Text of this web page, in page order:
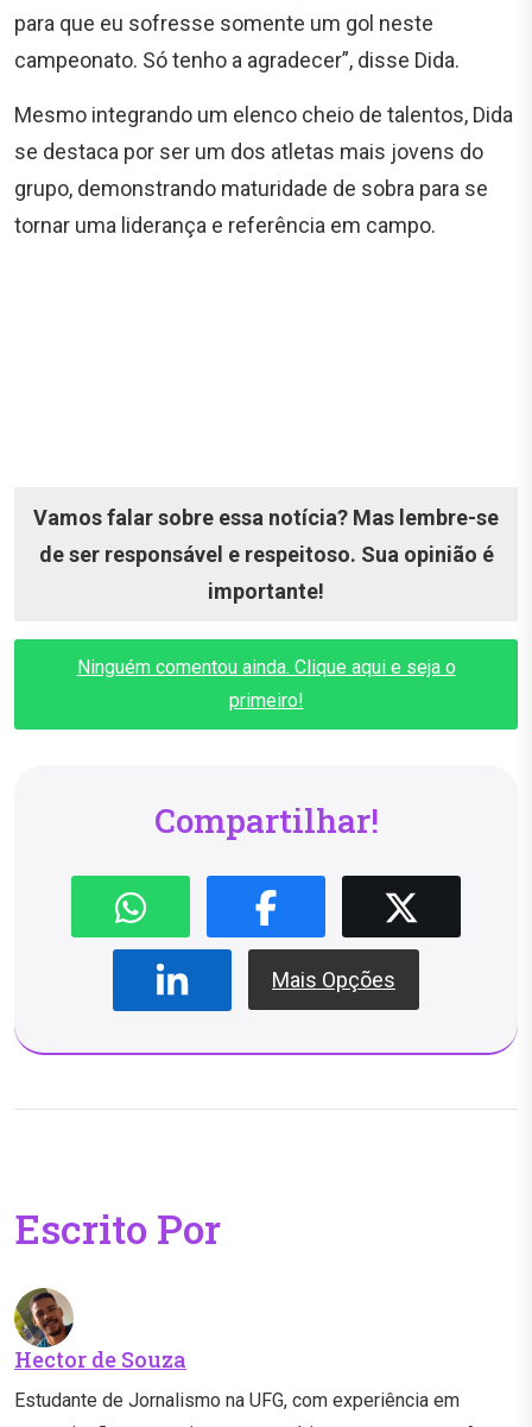
para que eu sofresse somente um gol neste
campeonato. Só tenho a agradecer”, disse Dida.
Mesmo integrando um elenco cheio de talentos, Dida
se destaca por ser um dos atletas mais jovens do
grupo, demonstrando maturidade de sobra para se
tornar uma liderança e referência em campo.
Vamos falar sobre essa notícia? Mas lembre-se
de ser responsável e respeitoso. Sua opinião é
importante!
Ninguém comentou ainda. Clique aqui e seja o
primeiro!
Compartilhar!
Mais Opções
Escrito Por
Hector de Souza
Estudante de Jornalismo na UFG, com experiência em